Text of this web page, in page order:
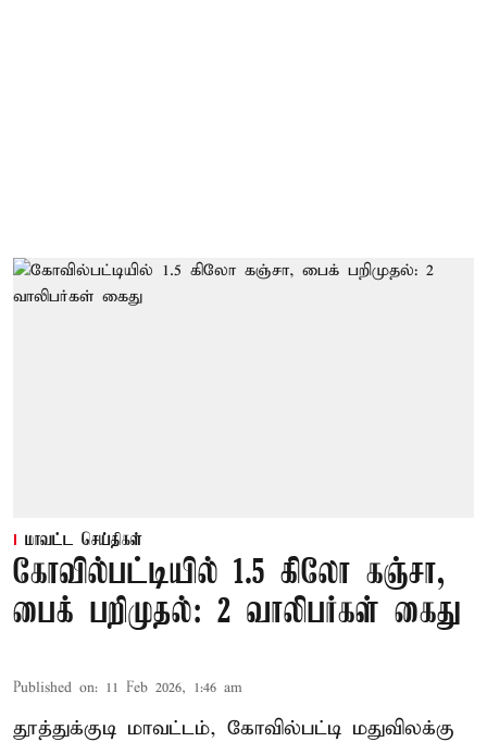
மாவட்ட செய்திகள்
கோவில்பட்டியில் 1.5 கிலோ கஞ்சா,
பைக் பறிமுதல்: 2 வாலிபர்கள் கைது
Published on: 11 Feb 2026, 1:46 am
தூத்துக்குடி மாவட்டம், கோவில்பட்டி மதுவிலக்கு